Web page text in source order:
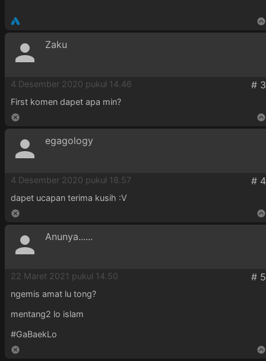
Zaku
4 Desember 2020 pukul 14.46
First komen dapet apa min?
egagology
4 Desember 2020 pukul 18.57
dapet ucapan terima kusih :V
Anunya......
22 Maret 2021 pukul 14.50
ngemis amat lu tong?
mentang2 lo islam
#GaBaekLo